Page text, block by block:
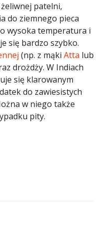
patelni,
do ziemnego pieca
wysoka temperatura i
się bardzo szybko.
(np. z mąki Atta lub
drożdży. W Indiach
się klarowanym
do zawiesistych
w niego także
pity.